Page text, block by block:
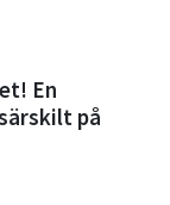
En
på